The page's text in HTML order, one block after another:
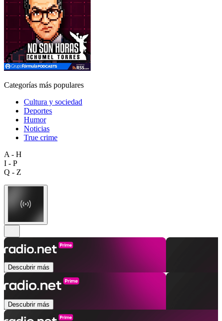
Categorías más populares
Cultura y sociedad
Deportes
Humor
Noticias
True crime
A - H
I - P
Q - Z
Descubrir más
Descubrir más